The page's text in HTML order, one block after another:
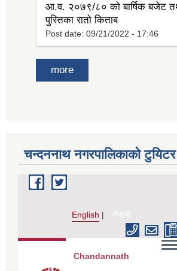
आ.व. २०७९/८० को बार्षिक बजेट
पुस्तिका रातो किताब
Post date: 09/21/2022 - 17:46
more
चन्दननाथ नगरपालिकाको